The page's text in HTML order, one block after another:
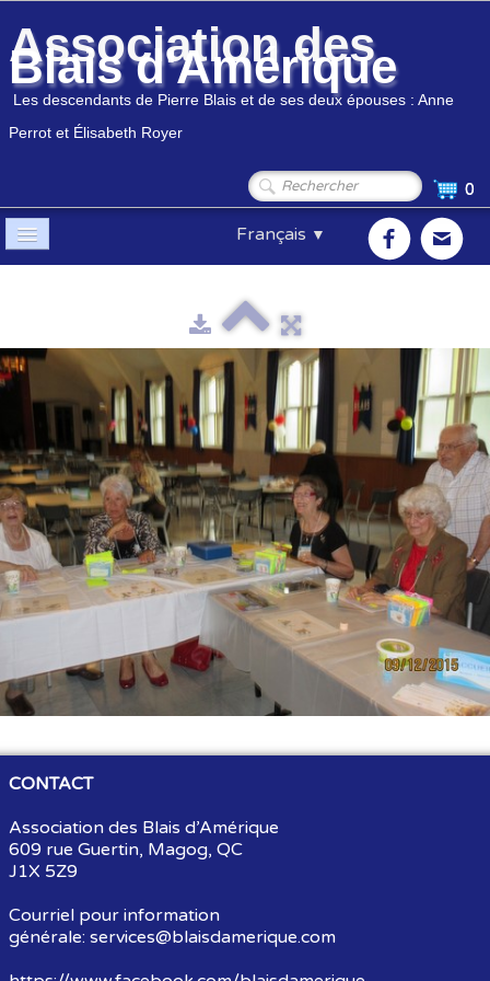
Association des
Blais d'Amérique
Les descendants de Pierre Blais et de ses deux épouses : Anne
Perrot et Élisabeth Royer
0
Français ▼
Membres
Généalogie▼
Boutique
Souvenirs▼
Liens▼
CONTACT
Association des Blais d’Amérique
609 rue Guertin, Magog, QC
J1X 5Z9
Courriel pour information
générale: services@blaisdamerique.com